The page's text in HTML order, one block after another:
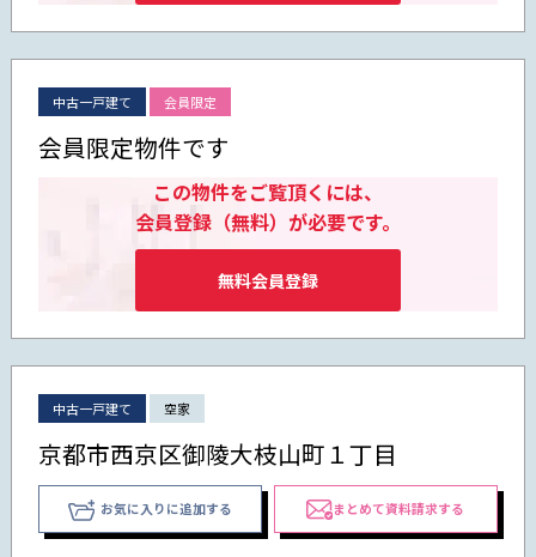
中古一戸建て 会員限定
会員限定物件です
この物件をご覧頂くには、
会員登録（無料）が必要です。
無料会員登録
中古一戸建て 空家
京都市西京区御陵大枝山町１丁目
お気に入りに追加する まとめて資料請求する